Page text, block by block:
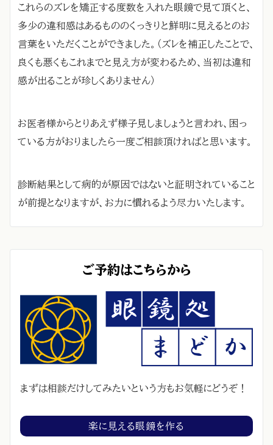
これらのズレを矯正する度数を入れた眼鏡で見て頂くと、
多少の違和感はあるもののくっきりと鮮明に見えるとのお
言葉をいただくことができました。（ズレを補正したことで、
良くも悪くもこれまでと見え方が変わるため、当初は違和
感が出ることが珍しくありません）
お医者様からとりあえず様子見しましょうと言われ、困っ
ている方がおりましたら一度ご相談頂ければと思います。
診断結果として病的が原因ではないと証明されていること
が前提となりますが、お力に慣れるよう尽力いたします。
ご予約はこちらから
まずは相談だけしてみたいという方もお気軽にどうぞ！
楽に見える眼鏡を作る